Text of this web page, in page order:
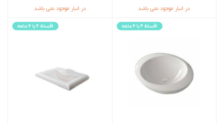
در انبار موجود نمی باشد در انبار موجود نمی باشد